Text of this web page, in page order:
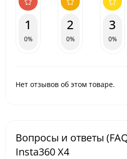
1
0%
2
0%
3
0%
Нет отзывов об этом товаре.
Вопросы и ответы
Insta360 X4